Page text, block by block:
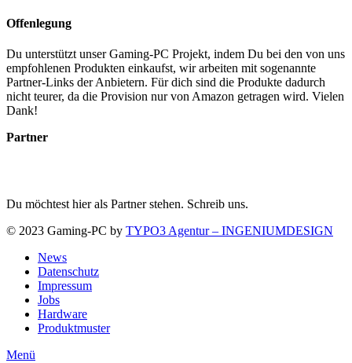
Offenlegung
Du unterstützt unser Gaming-PC Projekt, indem Du bei den von uns
empfohlenen Produkten einkaufst, wir arbeiten mit sogenannte
Partner-Links der Anbietern. Für dich sind die Produkte dadurch
nicht teurer, da die Provision nur von Amazon getragen wird. Vielen
Dank!
Partner
Du möchtest hier als Partner stehen. Schreib uns.
© 2023 Gaming-PC by TYPO3 Agentur – INGENIUMDESIGN
News
Datenschutz
Impressum
Jobs
Hardware
Produktmuster
Menü